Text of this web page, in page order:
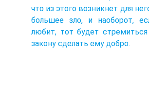
что из этого возникнет для
большее зло, и наоборот,
любит, тот будет
закону сделать ему добро.